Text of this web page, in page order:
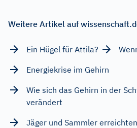
Weitere Artikel auf
Ein Hügel für Attila?
Energiekrise im Gehirn
Wie sich das Gehirn in der
verändert
Jäger und Sammler